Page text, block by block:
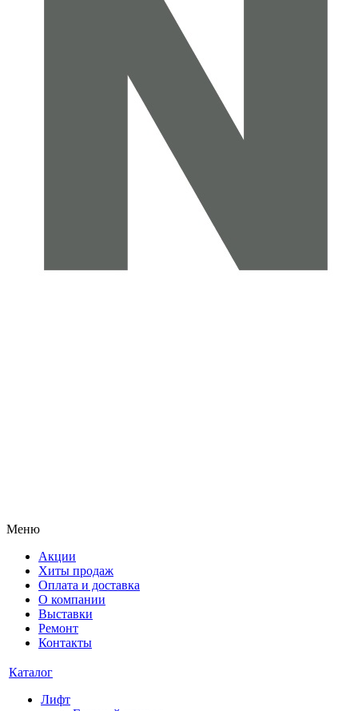
Меню
Акции
Хиты продаж
Оплата и доставка
О компании
Выставки
Ремонт
Контакты
Каталог
Лифт